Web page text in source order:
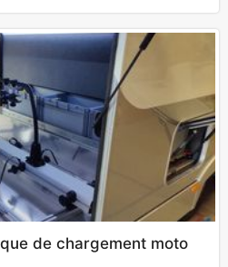
de chargement moto